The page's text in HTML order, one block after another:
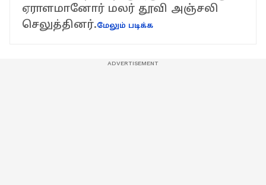
ஏராளமானோர் மலர் தூவி அஞ்சலி
செலுத்தினர்.மேலும் படிக்க